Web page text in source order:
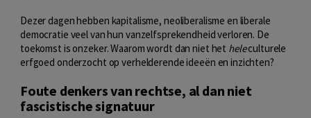
Dezer dagen hebben kapitalisme, neoliberalisme en liberale
democratie veel van hun vanzelfsprekendheid verloren. De
toekomst is onzeker. Waarom wordt dan niet het heleculturele
erfgoed onderzocht op verhelderende ideeën en inzichten?
Foute denkers van rechtse, al dan niet
fascistische signatuur